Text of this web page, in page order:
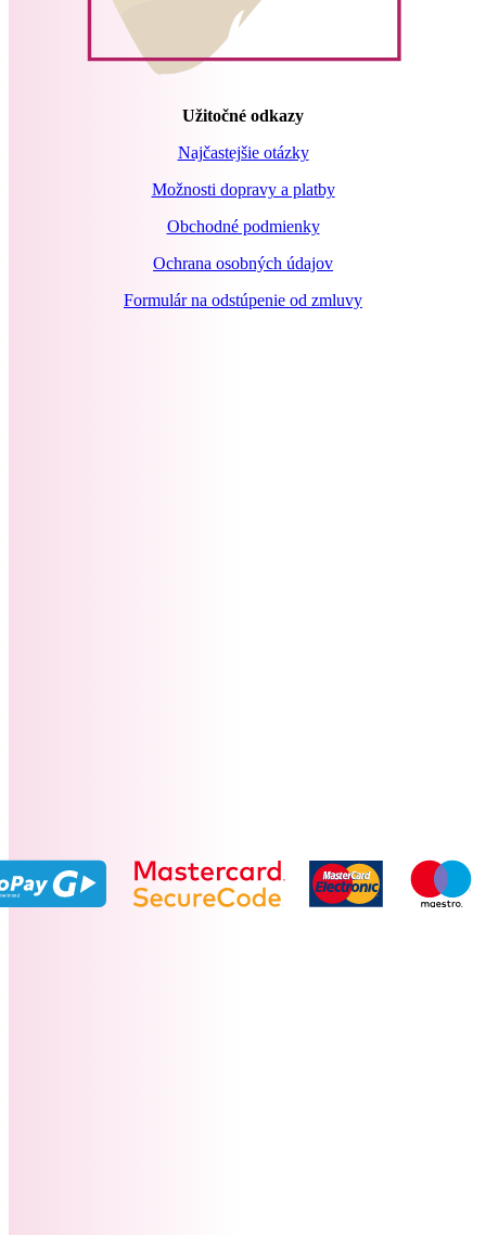
Užitočné odkazy
Najčastejšie otázky
Možnosti dopravy a platby
Obchodné podmienky
Ochrana osobných údajov
Formulár na odstúpenie od zmluvy